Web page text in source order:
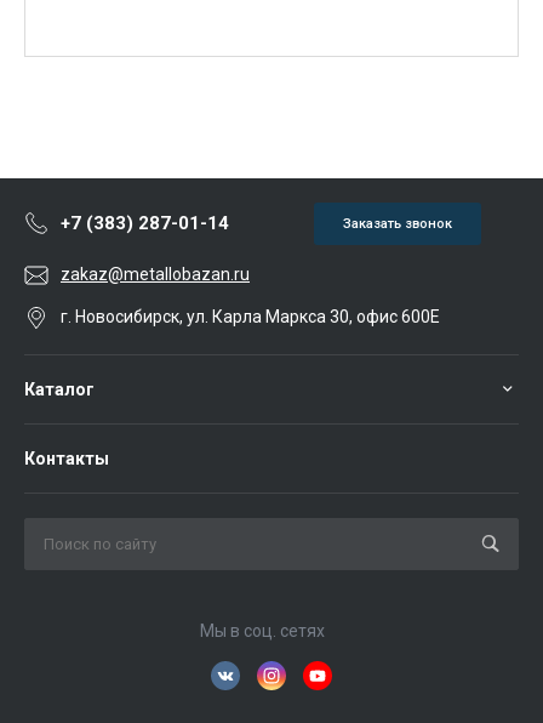
+7 (383) 287-01-14 Заказать звонок
zakaz@metallobazan.ru
г. Новосибирск, ул. Карла Маркса 30, офис 600Е
Каталог
Контакты
Мы в соц. сетях